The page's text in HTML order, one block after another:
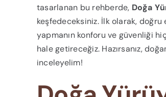
tasarlanan bu rehberde, Doğa
keşfedeceksiniz. İlk olarak,
yapmanın konforu ve güvenliği
hale getireceğiz. Hazırsanız,
inceleyelim!